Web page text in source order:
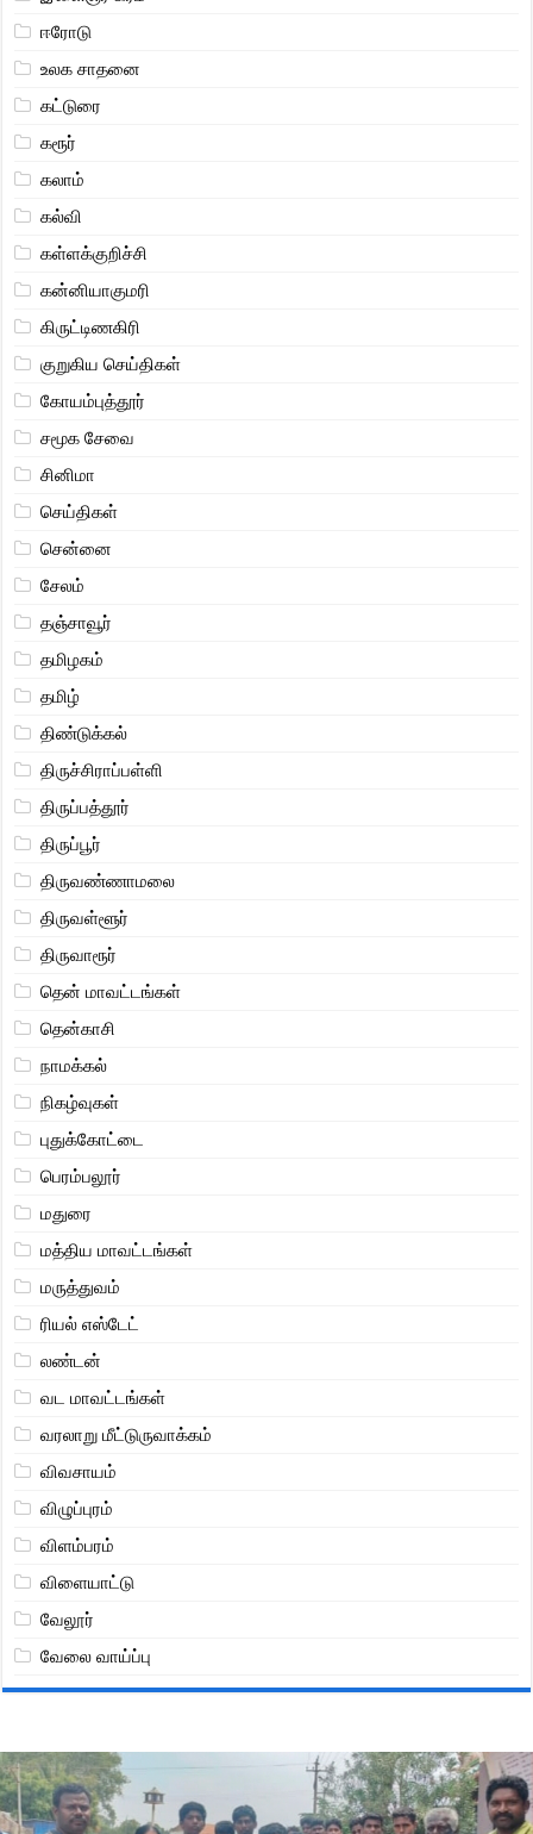
ஈரோடு
உலக சாதனை
கட்டுரை
கரூர்
கலாம்
கல்வி
கள்ளக்குறிச்சி
கன்னியாகுமரி
கிருட்டிணகிரி
குறுகிய செய்திகள்
கோயம்புத்தூர்
சமூக சேவை
சினிமா
செய்திகள்
சென்னை
சேலம்
தஞ்சாவூர்
தமிழகம்
தமிழ்
திண்டுக்கல்
திருச்சிராப்பள்ளி
திருப்பத்தூர்
திருப்பூர்
திருவண்ணாமலை
திருவள்ளூர்
திருவாரூர்
தென் மாவட்டங்கள்
தென்காசி
நாமக்கல்
நிகழ்வுகள்
புதுக்கோட்டை
பெரம்பலூர்
மதுரை
மத்திய மாவட்டங்கள்
மருத்துவம்
ரியல் எஸ்டேட்
லண்டன்
வட மாவட்டங்கள்
வரலாறு மீட்டுருவாக்கம்
விவசாயம்
விழுப்புரம்
விளம்பரம்
விளையாட்டு
வேலூர்
வேலை வாய்ப்பு